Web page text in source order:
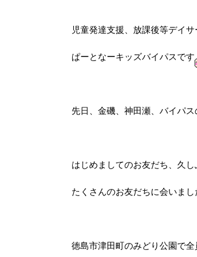
児童発達支援、放課後等デイサ
ぱーとなーキッズバイパスです
先日、金磯、神田瀬、バイパ
はじめましてのお友だち、久
たくさんのお友だちに会いまし
徳島市津田町のみどり公園で全